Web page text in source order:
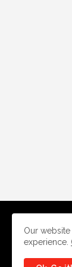
Our
experience.